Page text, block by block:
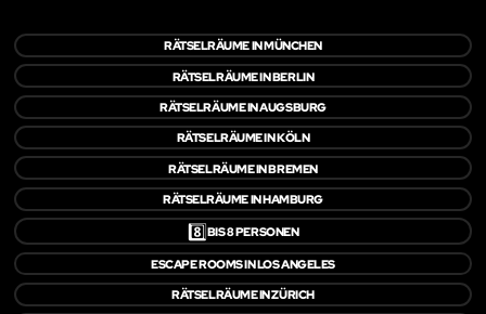
RÄTSELRÄUME IN MÜNCHEN
RÄTSELRÄUME IN BERLIN
RÄTSELRÄUME IN AUGSBURG
RÄTSELRÄUME IN KÖLN
RÄTSELRÄUME IN BREMEN
RÄTSELRÄUME IN HAMBURG
8️⃣BIS 8 PERSONEN
ESCAPE ROOMS IN LOS ANGELES
RÄTSELRÄUME IN ZÜRICH